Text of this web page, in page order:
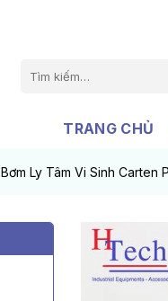
kiếm:
TRANG CHỦ
Bơm Ly Tâm Vi Sinh Carten